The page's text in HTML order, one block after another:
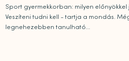
Sport gyermekkorban: milyen
Veszíteni tudni kell - tartja a mondás.
legnehezebben tanulható...